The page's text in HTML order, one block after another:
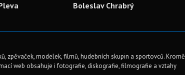
Boleslav Chrabrý
zpěvaček, modelek, filmů, hudebních skupin a sportovců. Kromě
web obsahuje i fotografie, diskografie, filmografie a vztahy